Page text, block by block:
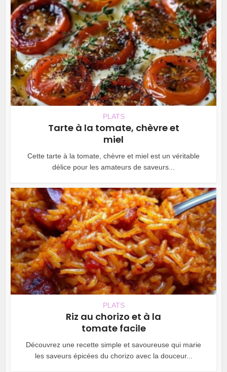
PLATS
Tarte à la tomate, chèvre et
miel
Cette tarte à la tomate, chèvre et miel est un véritable
délice pour les amateurs de saveurs...
PLATS
Riz au chorizo et à la
tomate facile
Découvrez une recette simple et savoureuse qui marie
les saveurs épicées du chorizo avec la douceur...